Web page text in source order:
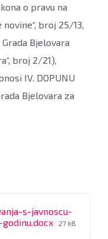
o pravu na
broj 25/13,
Bjelovara
broj 2/21),
IV. DOPUNU
Bjelovara za
s-javnoscu-
File
27 kB